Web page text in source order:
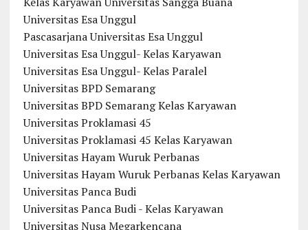
Universitas Esa Unggul
Pascasarjana Universitas Esa Unggul
Universitas Esa Unggul- Kelas Karyawan
Universitas Esa Unggul- Kelas Paralel
Universitas BPD Semarang
Universitas BPD Semarang Kelas Karyawan
Universitas Proklamasi 45
Universitas Proklamasi 45 Kelas Karyawan
Universitas Hayam Wuruk Perbanas
Universitas Hayam Wuruk Perbanas Kelas Karyawan
Universitas Panca Budi
Universitas Panca Budi - Kelas Karyawan
Universitas Nusa Megarkencana